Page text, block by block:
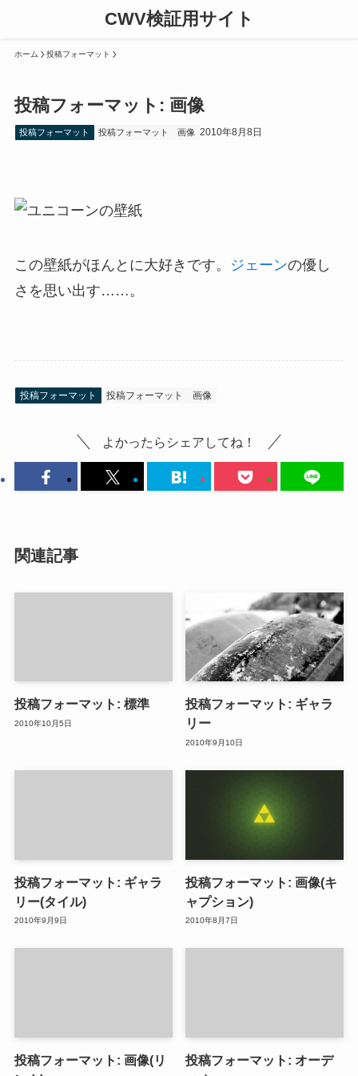
CWV検証用サイト
ホーム 投稿フォーマット
投稿フォーマット: 画像
投稿フォーマット 投稿フォーマット 画像 2010年8月8日
この壁紙がほんとに大好きです。 ジェーンの優し
さを思い出す……。
投稿フォーマット 投稿フォーマット 画像
よかったらシェアしてね！
関連記事
投稿フォーマット: 標準
2010年10月5日
投稿フォーマット: ギャラ
リー
2010年9月10日
投稿フォーマット: ギャラ
リー(タイル)
2010年9月9日
投稿フォーマット: 画像(キ
ャプション)
2010年8月7日
投稿フォーマット: 画像(リ
投稿フォーマット: オーデ